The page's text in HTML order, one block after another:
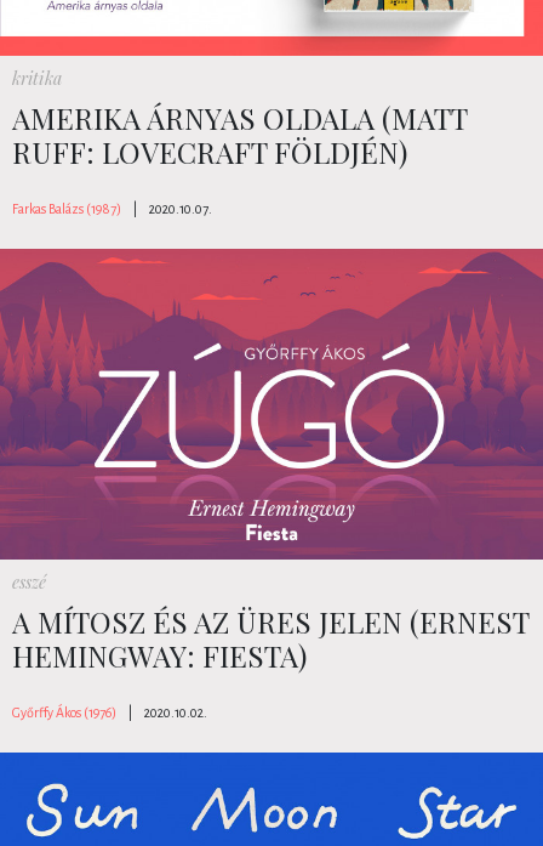
kritika
AMERIKA ÁRNYAS OLDALA (MATT
RUFF: LOVECRAFT FÖLDJÉN)
Farkas Balázs (1987) 2020.10.07.
esszé
A MÍTOSZ ÉS AZ ÜRES JELEN (ERNEST
HEMINGWAY: FIESTA)
Győrffy Ákos (1976) 2020.10.02.